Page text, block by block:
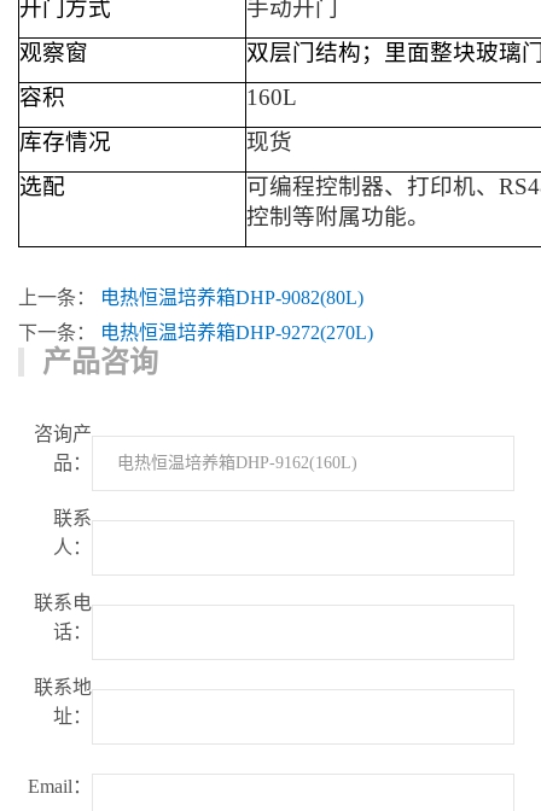
开门方式
手动开门
观察窗
双层门结构；里面整块玻璃
容积
160L
库存情况
现货
选配
可编程控制器、 打印机、
控制等附属功能。
上一条：
电热恒温培养箱DHP-9082(80L)
下一条：
电热恒温培养箱DHP-9272(270L)
产品咨询
咨询产
品：
联系
人：
联系电
话：
联系地
址：
Email：